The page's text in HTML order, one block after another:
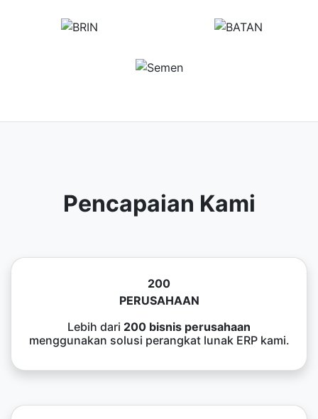
Pencapaian Kami
200
PERUSAHAAN
Lebih dari 200 bisnis perusahaan
menggunakan solusi perangkat lunak ERP kami.